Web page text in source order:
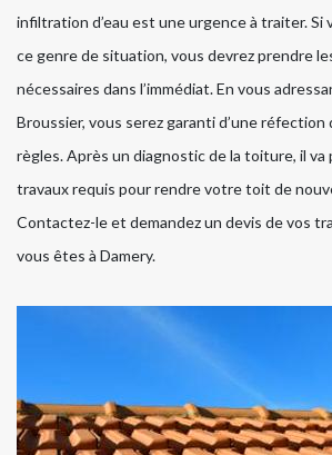
infiltration d’eau est une urgence à traiter.
ce genre de situation, vous devrez prendre
nécessaires dans l’immédiat. En vous
Broussier, vous serez garanti d’une
règles. Après un diagnostic de la toiture, il va
travaux requis pour rendre votre toit de
Contactez-le et demandez un devis de vos
vous êtes à Damery.